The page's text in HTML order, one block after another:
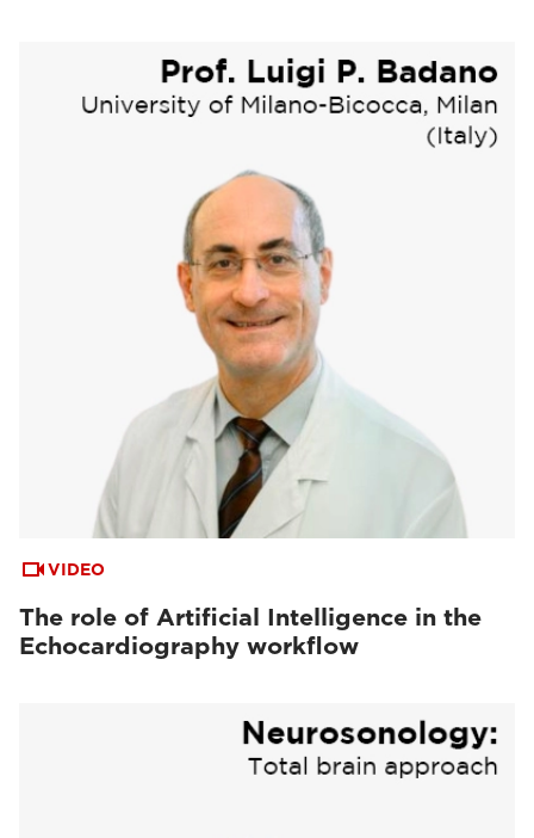
VIDEO
The role of Artificial Intelligence in the
Echocardiography workflow